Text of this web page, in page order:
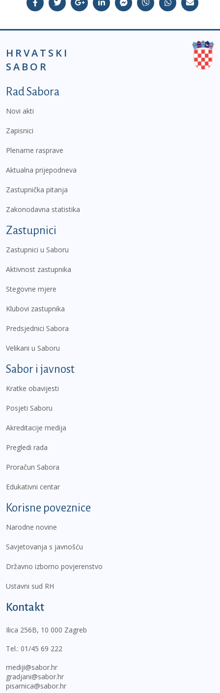
HRVATSKI
SABOR
Podnožje prvi izbornik
Rad Sabora
Novi akti
Zapisnici
Plenarne rasprave
Aktualna prijepodneva
Zastupnička pitanja
Zakonodavna statistika
Zastupnici
Zastupnici u Saboru
Aktivnost zastupnika
Stegovne mjere
Klubovi zastupnika
Predsjednici Sabora
Velikani u Saboru
Sabor i javnost
Kratke obavijesti
Posjeti Saboru
Akreditacije medija
Pregledi rada
Proračun Sabora
Edukativni centar
Korisne poveznice
Narodne novine
Savjetovanja s javnošću
Državno izborno povjerenstvo
Ustavni sud RH
Kontakt
Ilica 256B, 10 000 Zagreb
Tel.: 01/45 69 222
mediji@sabor.hr
gradjani@sabor.hr
pisarnica@sabor.hr